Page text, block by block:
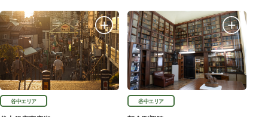
谷中エリア 谷中エリア